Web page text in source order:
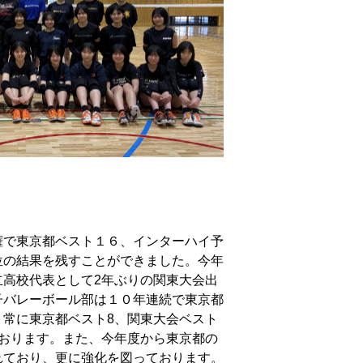
東京都ベスト１６、インターハイ予
結果を残すことができました。今年
校代表として2年ぶりの関東大会出
レーボール部は１０年連続で東京都
に東京都ベスト8、関東大会ベスト
ります。また、今年度から東京都の
おり、更に強化を図っております。